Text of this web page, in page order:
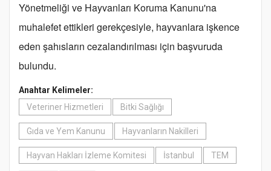
Yönetmeliği ve Hayvanları Koruma Kanunu'na
muhalefet ettikleri gerekçesiyle, hayvanlara işkence
eden şahısların cezalandırılması için başvuruda
bulundu.
Anahtar Kelimeler:
Veteriner Hizmetleri
Bitki Sağlığı
Gıda ve Yem Kanunu Hayvanların Nakilleri
Hayvan Hakları İzleme Komitesi İstanbul TEM